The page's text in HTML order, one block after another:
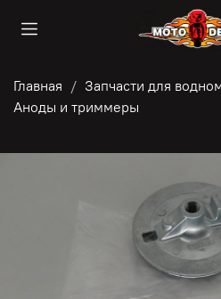
Главная
Запчасти для
Аноды и триммеры